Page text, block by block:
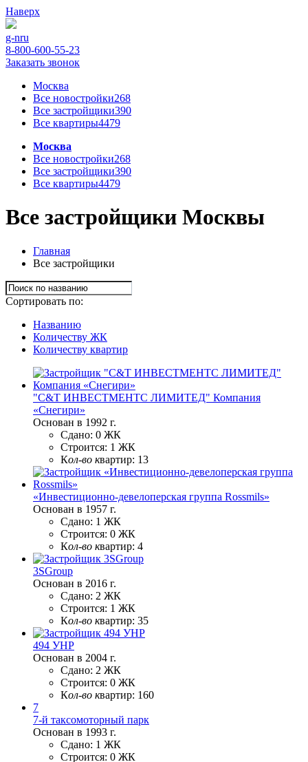
Наверх
g-nru
8-800-600-55-23
Заказать звонок
Москва
Все новостройки268
Все застройщики390
Все квартиры4479
Москва
Все новостройки268
Все застройщики390
Все квартиры4479
Все застройщики Москвы
Главная
Все застройщики
Сортировать по:
Названию
Количеству ЖК
Количеству квартир
"С&Т ИНВЕСТМЕНТС ЛИМИТЕД" Компания
«Снегири»
Основан в 1992 г.
Сдано: 0 ЖК
Строится: 1 ЖК
Кол-во квартир: 13
«Инвестиционно-девелоперская группа Rossmils»
Основан в 1957 г.
Сдано: 1 ЖК
Строится: 0 ЖК
Кол-во квартир: 4
3SGroup
Основан в 2016 г.
Сдано: 2 ЖК
Строится: 1 ЖК
Кол-во квартир: 35
494 УНР
Основан в 2004 г.
Сдано: 2 ЖК
Строится: 0 ЖК
Кол-во квартир: 160
7
7-й таксомоторный парк
Основан в 1993 г.
Сдано: 1 ЖК
Строится: 0 ЖК